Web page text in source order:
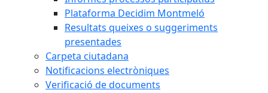
Plataforma Decidim Montmeló
Resultats queixes o suggeriments
presentades
Carpeta ciutadana
Notificacions electròniques
Verificació de documents